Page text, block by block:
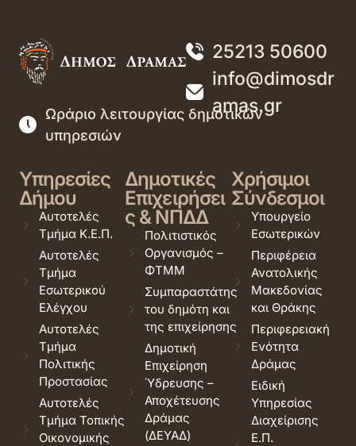
25213 50600
info@dimosdr
amas.gr
Ωράριο λειτουργίας δημοτικών
υπηρεσιών
Υπηρεσίες
Δήμου
Αυτοτελές
Τμήμα Κ.Ε.Π.
Αυτοτελές
Τμήμα
Εσωτερικού
Ελέγχου
Αυτοτελές
Τμήμα
Πολιτικής
Προστασίας
Αυτοτελές
Τμήμα Τοπικής
Οικονομικής
Δημοτικές
Επιχειρήσει
ς & ΝΠΔΔ
Πολιτιστικός
Οργανισμός –
ΦΤΜΜ
Συμπαραστάτης
του δημότη και
της επιχείρησης
Δημοτική
Επιχείρηση
Ύδρευσης –
Αποχέτευσης
Δράμας
(ΔΕΥΑΔ)
Χρήσιμοι
Σύνδεσμοι
Υπουργείο
Εσωτερικών
Περιφέρεια
Ανατολικής
Μακεδονίας
και Θράκης
Περιφερειακή
Ενότητα
Δράμας
Ειδική
Υπηρεσίας
Διαχείρισης
Ε.Π.